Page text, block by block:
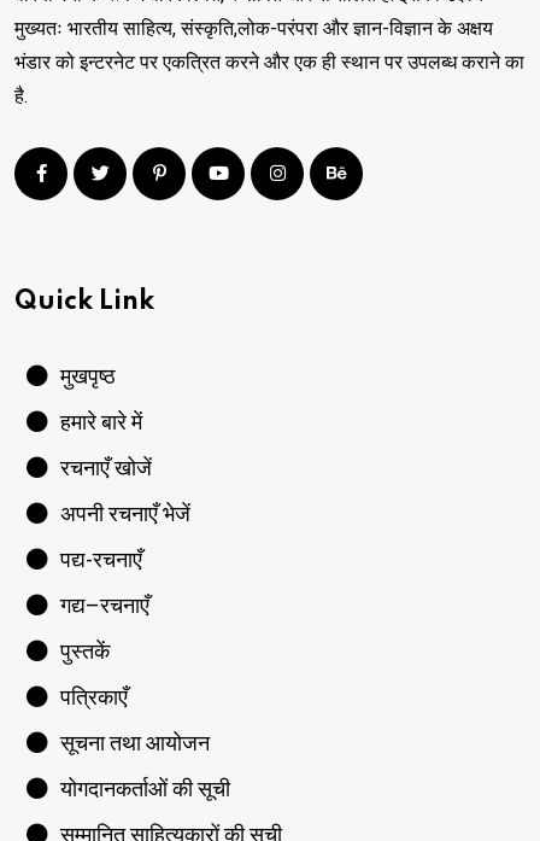
मुख्यतः भारतीय साहित्य, संस्कृति,लोक-परंपरा और ज्ञान-विज्ञान के अक्षय
भंडार को इन्टरनेट पर एकत्रित करने और एक ही स्थान पर उपलब्ध कराने का
है.
Quick Link
मुखपृष्ठ
हमारे बारे में
रचनाएँ खोजें
अपनी रचनाएँ भेजें
पद्य-रचनाएँ
गद्य–रचनाएँ
पुस्तकें
पत्रिकाएँ
सूचना तथा आयोजन
योगदानकर्ताओं की सूची
सम्मानित साहित्यकारों की सूची